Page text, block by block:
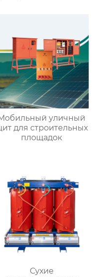
уличный
для строительных
площадок
Сухие